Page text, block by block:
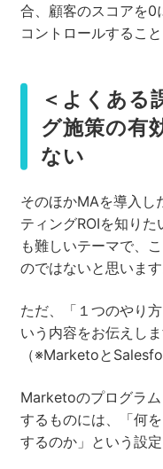
合、顧客のスコアを0
コントロールするこ
＜よくあ
グ施策の有
ない
そのほかMAを導入し
ティングROIを知り
も難しいテーマで、
のではないと思います
ただ、「１つのやり
いう内容をお伝えしま
（※Marketoと
Marketoのプログラ
するものには、「何
するのか」という設